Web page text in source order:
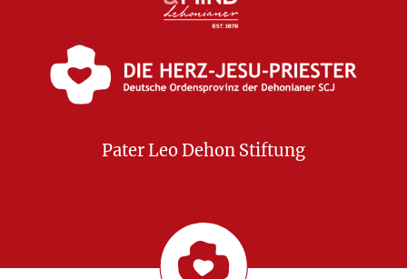
Pater Leo Dehon Stiftung